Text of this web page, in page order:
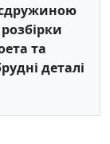
та
деталі